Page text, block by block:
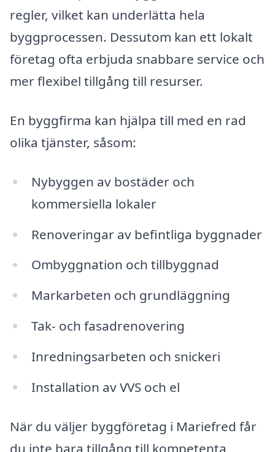
regler, vilket kan underlätta hela
byggprocessen. Dessutom kan ett lokalt
företag ofta erbjuda snabbare service och
mer flexibel tillgång till resurser.
En byggfirma kan hjälpa till med en rad
olika tjänster, såsom:
Nybyggen av bostäder och
kommersiella lokaler
Renoveringar av befintliga byggnader
Ombyggnation och tillbyggnad
Markarbeten och grundläggning
Tak- och fasadrenovering
Inredningsarbeten och snickeri
Installation av VVS och el
När du väljer byggföretag i Mariefred får
du inte bara tillgång till kompetenta